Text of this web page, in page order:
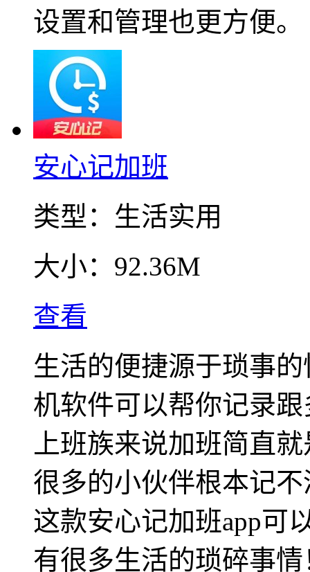
设置和管理也更方便。
安心记加班
类型： 生活实用
大小： 92.36M
查看
生活的便捷源于琐事
机软件可以帮你记录
上班族来说加班简直
很多的小伙伴根本记
这款安心记加班app可
有很多生活的琐碎事情